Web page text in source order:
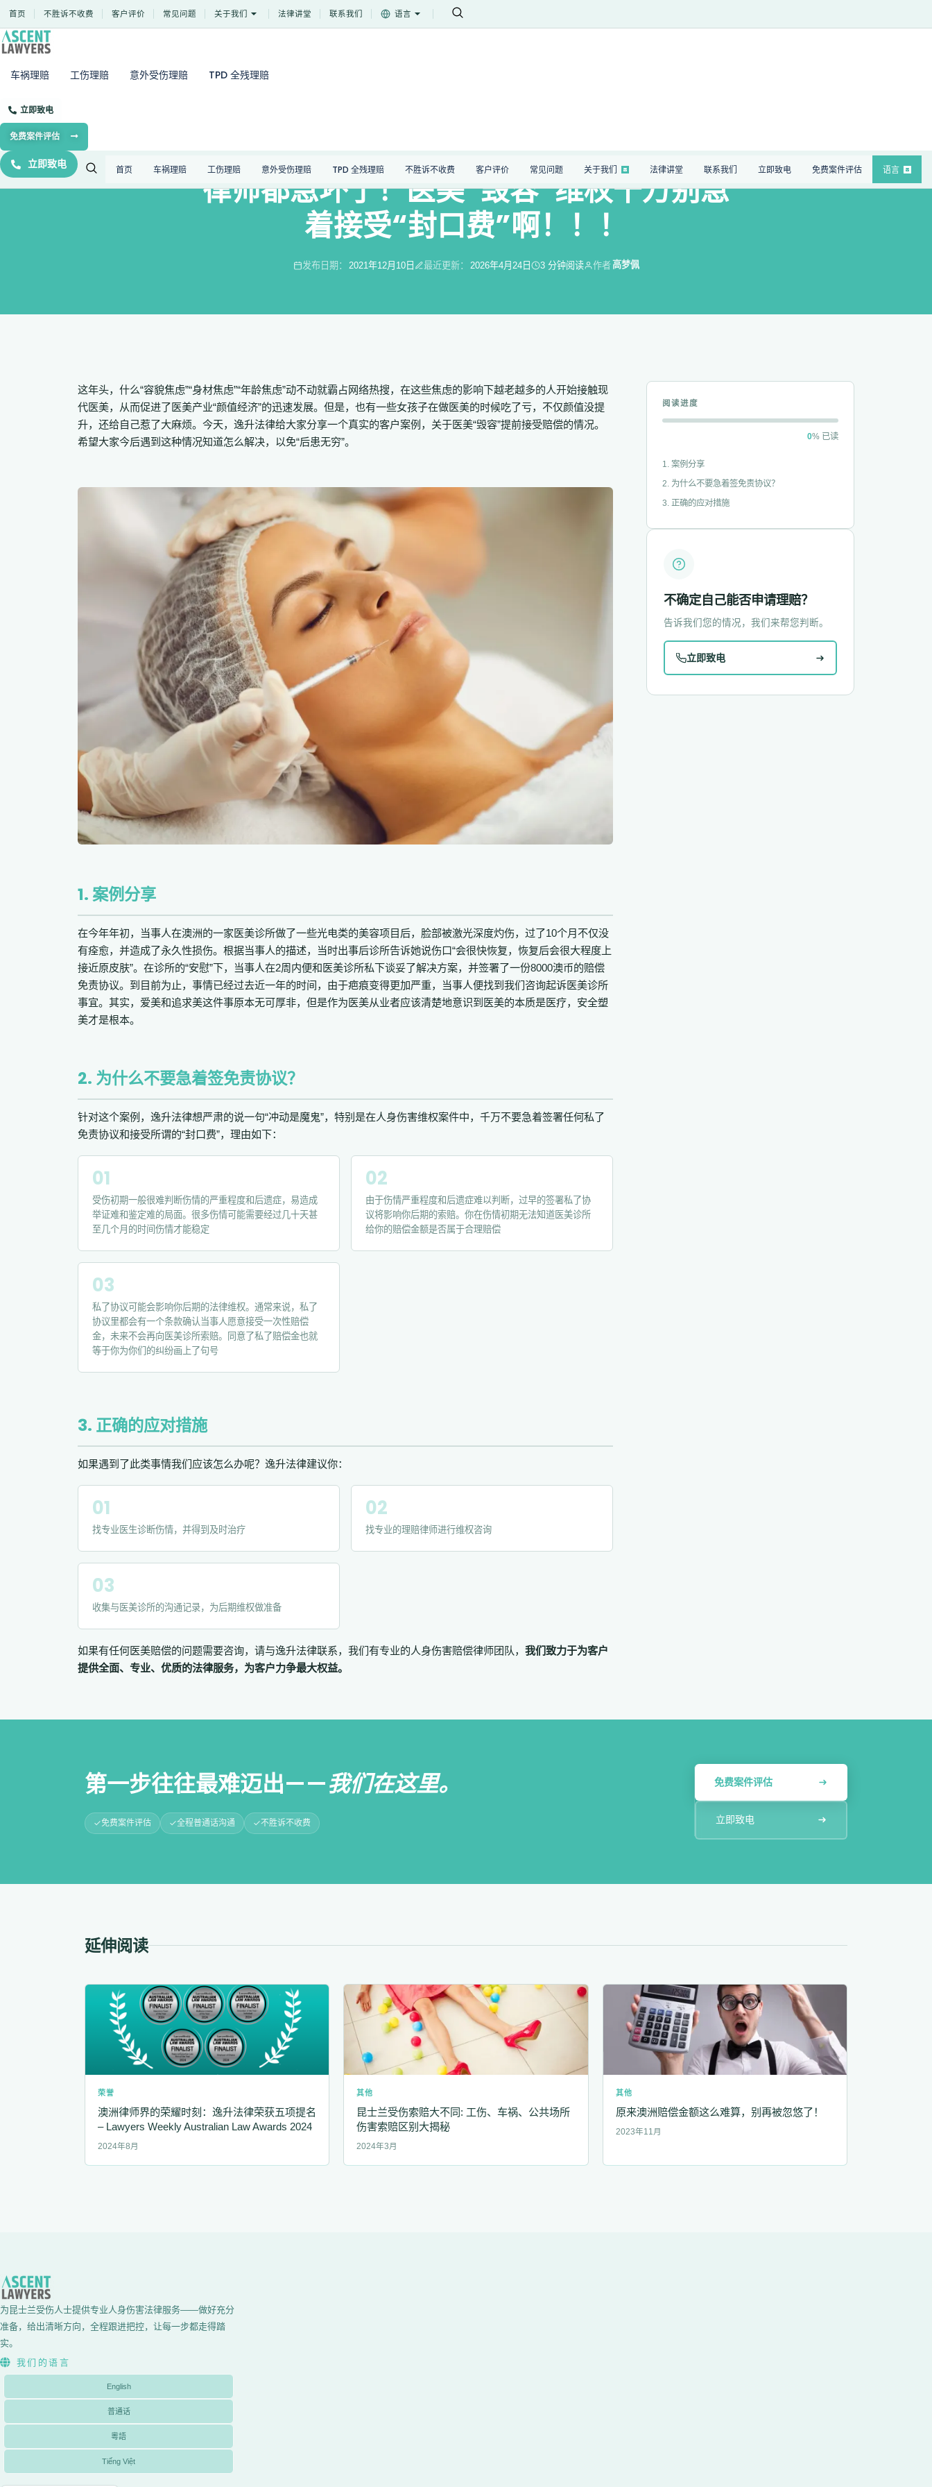
Skip
to
content
首页 不胜诉不收费 客户评价 常见问题 关于我们 法律讲堂 联系我们 语言
车祸理赔 工伤理赔 意外受伤理赔 TPD 全残理赔
立即致电
免费案件评估
首页 车祸理赔 工伤理赔 意外受伤理赔 TPD 全残理赔 不胜诉不收费 客户评价 常见问题 关于我们 法律讲堂 联系我们 立即致电 免费案件评估 语言
立即致电
律师都急坏了！医美“毁容”维权千万别急
着接受“封口费”啊！！！
发布日期： 2021年12月10日 最近更新： 2026年4月24日 3 分钟阅读 作者 高梦佩
这年头，什么“容貌焦虑”“身材焦虑”“年龄焦虑”动不动就霸占网络热搜，在这些焦虑的影响下越老越多的人开始接触现
代医美，从而促进了医美产业“颜值经济”的迅速发展。但是，也有一些女孩子在做医美的时候吃了亏，不仅颜值没提
升，还给自己惹了大麻烦。今天，逸升法律给大家分享一个真实的客户案例，关于医美“毁容”提前接受赔偿的情况。
希望大家今后遇到这种情况知道怎么解决，以免“后患无穷”。
1. 案例分享
在今年年初，当事人在澳洲的一家医美诊所做了一些光电类的美容项目后，脸部被激光深度灼伤，过了10个月不仅没
有痊愈，并造成了永久性损伤。根据当事人的描述，当时出事后诊所告诉她说伤口“会很快恢复，恢复后会很大程度上
接近原皮肤”。在诊所的“安慰”下，当事人在2周内便和医美诊所私下谈妥了解决方案，并签署了一份8000澳币的赔偿
免责协议。到目前为止，事情已经过去近一年的时间，由于疤痕变得更加严重，当事人便找到我们咨询起诉医美诊所
事宜。其实，爱美和追求美这件事原本无可厚非，但是作为医美从业者应该清楚地意识到医美的本质是医疗，安全塑
美才是根本。
2. 为什么不要急着签免责协议？
针对这个案例，逸升法律想严肃的说一句“冲动是魔鬼”，特别是在人身伤害维权案件中，千万不要急着签署任何私了
免责协议和接受所谓的“封口费”，理由如下：
受伤初期一般很难判断伤情的严重程度和后遗症，易造成
举证难和鉴定难的局面。很多伤情可能需要经过几十天甚
至几个月的时间伤情才能稳定
由于伤情严重程度和后遗症难以判断，过早的签署私了协
议将影响你后期的索赔。你在伤情初期无法知道医美诊所
给你的赔偿金额是否属于合理赔偿
私了协议可能会影响你后期的法律维权。通常来说，私了
协议里都会有一个条款确认当事人愿意接受一次性赔偿
金，未来不会再向医美诊所索赔。同意了私了赔偿金也就
等于你为你们的纠纷画上了句号
3. 正确的应对措施
如果遇到了此类事情我们应该怎么办呢？逸升法律建议你：
找专业医生诊断伤情，并得到及时治疗 找专业的理赔律师进行维权咨询
收集与医美诊所的沟通记录，为后期维权做准备
如果有任何医美赔偿的问题需要咨询，请与逸升法律联系，我们有专业的人身伤害赔偿律师团队， 我们致力于为客户
提供全面、专业、优质的法律服务，为客户力争最大权益。
阅读进度
0% 已读
1. 案例分享
2. 为什么不要急着签免责协议？
3. 正确的应对措施
不确定自己能否申请理赔？
告诉我们您的情况，我们来帮您判断。
立即致电
第一步往往最难迈出——我们在这里。
免费案件评估 全程普通话沟通 不胜诉不收费
免费案件评估
立即致电
延伸阅读
荣誉
澳洲律师界的荣耀时刻：逸升法律荣获五项提名
– Lawyers Weekly Australian Law Awards 2024
2024年8月
其他
昆士兰受伤索赔大不同: 工伤、车祸、公共场所
伤害索赔区别大揭秘
2024年3月
其他
原来澳洲赔偿金额这么难算，别再被忽悠了！
2023年11月
为昆士兰受伤人士提供专业人身伤害法律服务——做好充分
准备，给出清晰方向，全程跟进把控，让每一步都走得踏
实。
我们的语言
English
普通话
粵語
Tiếng Việt